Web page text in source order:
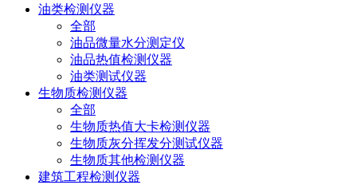
油类检测仪器
全部
油品微量水分测定仪
油品热值检测仪器
油类测试仪器
生物质检测仪器
全部
生物质热值大卡检测仪器
生物质灰分挥发分测试仪器
生物质其他检测仪器
建筑工程检测仪器